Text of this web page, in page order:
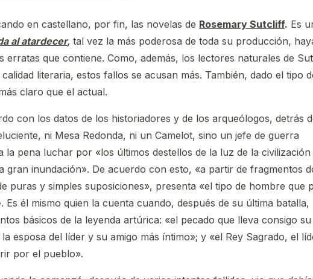
en castellano, por fin, las novelas de Rosemary Sutcliff. Es
al atardecer, tal vez la más poderosa de toda su producción,
erratas que contiene. Como, además, los lectores naturales de
literaria, estos fallos se acusan más. También, dado el tipo
claro que el actual.
con los datos de los historiadores y de los arqueólogos, detrás
ni Mesa Redonda, ni un Camelot, sino un jefe de guerra
pena luchar por «los últimos destellos de la luz de la civilización
inundación». De acuerdo con esto, «a partir de fragmentos
puras y simples suposiciones», presenta «el tipo de hombre que
él mismo quien la cuenta cuando, después de su última batalla,
básicos de la leyenda artúrica: «el pecado que lleva consigo su
esposa del líder y su amigo más íntimo»; y «el Rey Sagrado, el
por el pueblo».